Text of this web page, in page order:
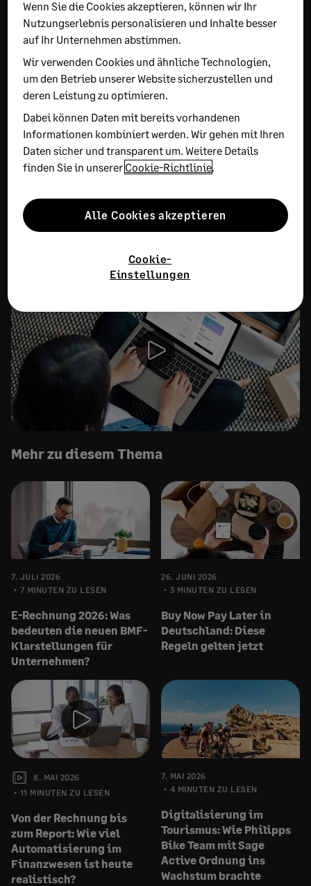
EMPFOHLEN
14. JULI 2026 8 MINUTEN ZU LESEN
E-Rechnung Pflicht 2027: Take-
aways vom E-Rechnungsgipfel 2026
Ab Januar 2027 müssen Unternehmen mit mehr als
800.000 Euro Vorjahresumsatz E-Rechnungen
ausstellen, ab 2028 gilt die Pflicht für alle B2B-
beim E-Rechnungsgipfel 2026 und fasst die
wichtigsten Erkenntnisse zusammen: Fristen,
Mehr zu diesem Thema
7. JULI 2026
7 MINUTEN ZU LESEN
E-Rechnung 2026: Was
bedeuten die neuen BMF-
Klarstellungen für
Unternehmen?
26. JUNI 2026
3 MINUTEN ZU LESEN
Buy Now Pay Later in
Deutschland: Diese
Regeln gelten jetzt
8. MAI 2026
11 MINUTEN ZU LESEN
Von der Rechnung bis
zum Report: Wie viel
Automatisierung im
Finanzwesen ist heute
realistisch?
7. MAI 2026
4 MINUTEN ZU LESEN
Digitalisierung im
Tourismus: Wie Philipps
Bike Team mit Sage
Active Ordnung ins
Wachstum brachte
Wenn Sie die Cookies akzeptieren, können wir Ihr
Nutzungserlebnis personalisieren und Inhalte besser
auf Ihr Unternehmen abstimmen.
Wir verwenden Cookies und ähnliche Technologien,
um den Betrieb unserer Website sicherzustellen und
deren Leistung zu optimieren.
Dabei können Daten mit bereits vorhandenen
Informationen kombiniert werden. Wir gehen mit Ihren
Daten sicher und transparent um. Weitere Details
finden Sie in unserer Cookie-Richtlinie
Cookie-
Einstellungen
Alle Cookies akzeptieren